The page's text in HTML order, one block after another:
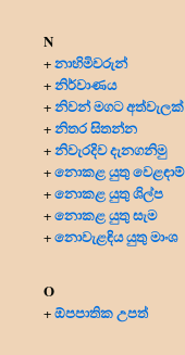
N
+නාහිමිවරුන්
+නිර්වාණය
+නිවන් මගට අත්වැලක්
+නිතර සිතන්න
+නිවැරදිව දැනගනිමු
+නොකළ යුතු වෙළඳාම්
+නොකළ යුතු ශිල්ප
+නොකළ යුතු සැම
+නොවැළඳිය යුතු මාංශ
O
+ඕපපාතික උපත්